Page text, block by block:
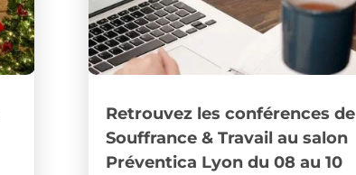
Retrouvez les conférences de
Souffrance & Travail au salon
Préventica Lyon du 08 au 10